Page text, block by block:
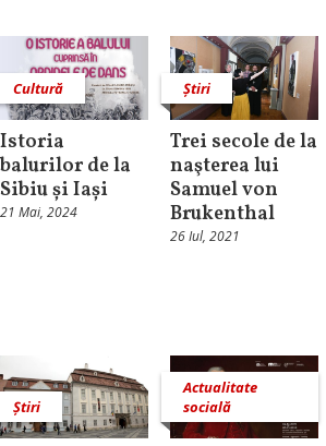
Cultură
Istoria
balurilor de la
Sibiu și Iași
21 Mai, 2024
Știri
Trei secole de la
naşterea lui
Samuel von
Brukenthal
26 Iul, 2021
Știri
Actualitate
socială